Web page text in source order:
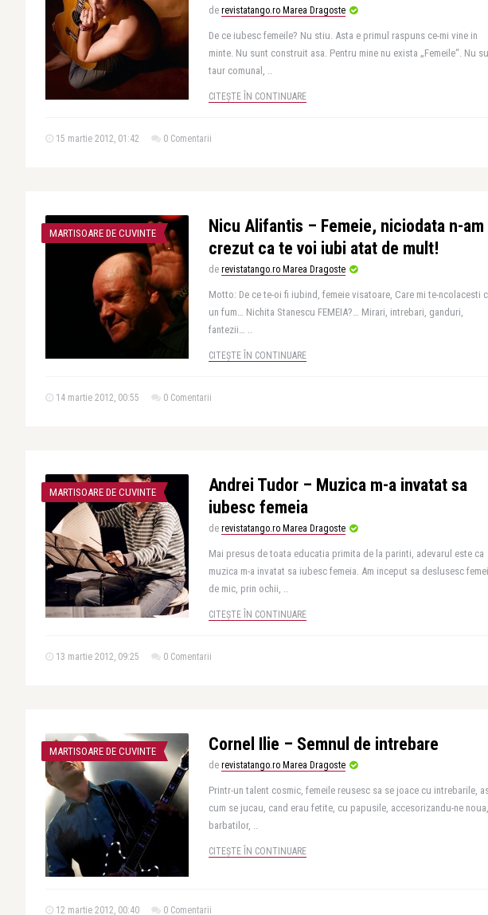
de revistatango.ro Marea Dragoste
De ce iubesc femeile? Nu stiu. Asta e primul raspuns ce-mi vine in
minte. Nu sunt construit asa. Pentru mine nu exista „Femeile“. Nu
taur comunal, ..
CITEȘTE ÎN CONTINUARE
15 martie 2012, 01:42 0 Comentarii
MARTISOARE DE CUVINTE
Nicu Alifantis – Femeie, niciodata n-am
crezut ca te voi iubi atat de mult!
de revistatango.ro Marea Dragoste
Motto: De ce te-oi fi iubind, femeie visatoare, Care mi te-ncolacesti
un fum… Nichita Stanescu FEMEIA?… Mirari, intrebari, ganduri,
fantezii… ..
CITEȘTE ÎN CONTINUARE
14 martie 2012, 00:55 0 Comentarii
MARTISOARE DE CUVINTE
Andrei Tudor – Muzica m-a invatat sa
iubesc femeia
de revistatango.ro Marea Dragoste
Mai presus de toata educatia primita de la parinti, adevarul este ca
muzica m-a invatat sa iubesc femeia. Am inceput sa deslusesc
de mic, prin ochii, ..
CITEȘTE ÎN CONTINUARE
13 martie 2012, 09:25 0 Comentarii
MARTISOARE DE CUVINTE Cornel Ilie – Semnul de intrebare
de revistatango.ro Marea Dragoste
Printr-un talent cosmic, femeile reusesc sa se joace cu intrebarile,
cum se jucau, cand erau fetite, cu papusile, accesorizandu-ne noua,
barbatilor, ..
CITEȘTE ÎN CONTINUARE
12 martie 2012, 00:40 0 Comentarii